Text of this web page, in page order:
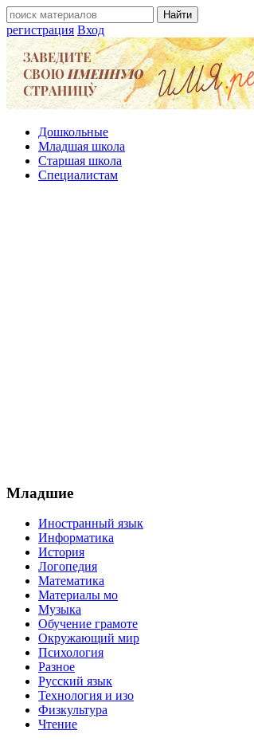
регистрация Вход
Дошкольные
Младшая школа
Старшая школа
Специалистам
Младшие
Иностранный язык
Информатика
История
Логопедия
Математика
Материалы мо
Музыка
Обучение грамоте
Окружающий мир
Психология
Разное
Русский язык
Технология и изо
Физкультура
Чтение